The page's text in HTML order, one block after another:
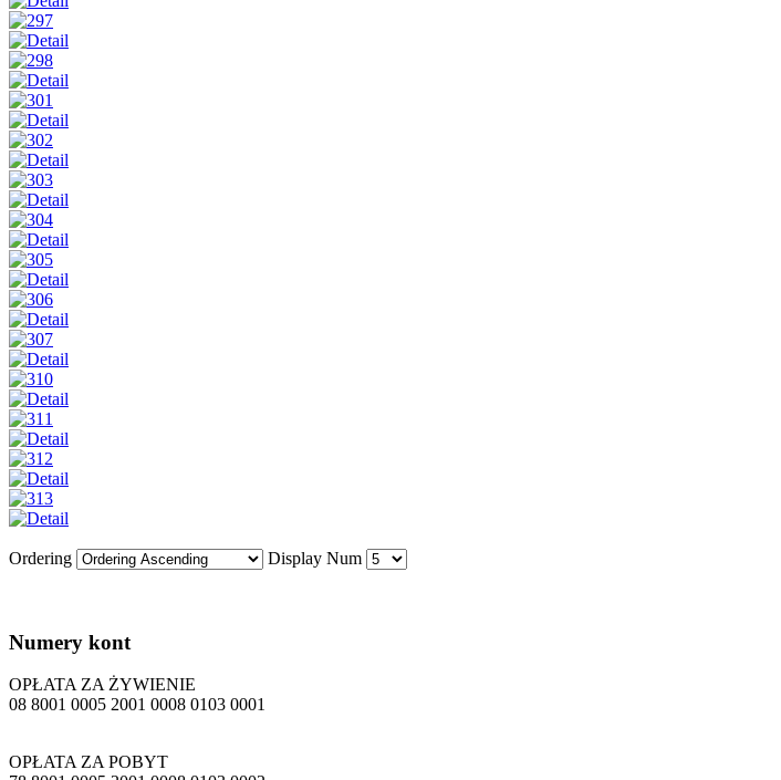
Ordering Display Num
Numery kont
OPŁATA ZA ŻYWIENIE
08 8001 0005 2001 0008 0103 0001
OPŁATA ZA POBYT